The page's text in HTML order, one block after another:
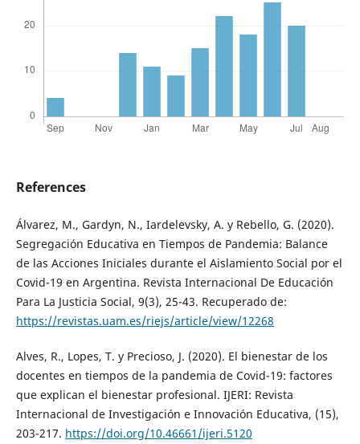
References
Álvarez, M., Gardyn, N., Iardelevsky, A. y Rebello, G. (2020).
Segregación Educativa en Tiempos de Pandemia: Balance
de las Acciones Iniciales durante el Aislamiento Social por el
Covid-19 en Argentina. Revista Internacional De Educación
Para La Justicia Social, 9(3), 25-43. Recuperado de:
https://revistas.uam.es/riejs/article/view/12268
Alves, R., Lopes, T. y Precioso, J. (2020). El bienestar de los
docentes en tiempos de la pandemia de Covid-19: factores
que explican el bienestar profesional. IJERI: Revista
Internacional de Investigación e Innovación Educativa, (15),
203-217. https://doi.org/10.46661/ijeri.5120